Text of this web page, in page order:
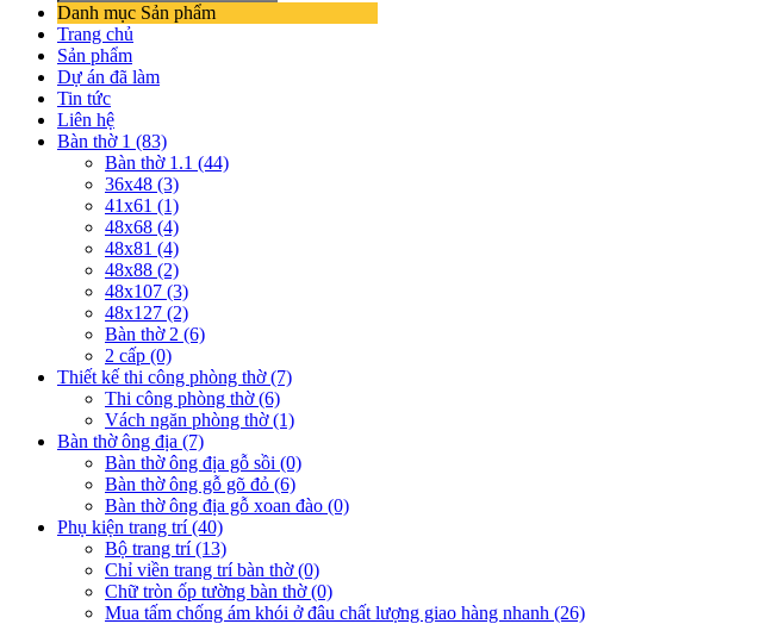
Danh mục Sản phẩm
Trang chủ
Sản phẩm
Dự án đã làm
Tin tức
Liên hệ
Bàn thờ 1 (83)
Bàn thờ 1.1 (44)
36x48 (3)
41x61 (1)
48x68 (4)
48x81 (4)
48x88 (2)
48x107 (3)
48x127 (2)
Bàn thờ 2 (6)
2 cấp (0)
Thiết kế thi công phòng thờ (7)
Thi công phòng thờ (6)
Vách ngăn phòng thờ (1)
Bàn thờ ông địa (7)
Bàn thờ ông địa gỗ sồi (0)
Bàn thờ ông gỗ gõ đỏ (6)
Bàn thờ ông địa gỗ xoan đào (0)
Phụ kiện trang trí (40)
Bộ trang trí (13)
Chỉ viền trang trí bàn thờ (0)
Chữ tròn ốp tường bàn thờ (0)
Mua tấm chống ám khói ở đâu chất lượng giao hàng nhanh (26)